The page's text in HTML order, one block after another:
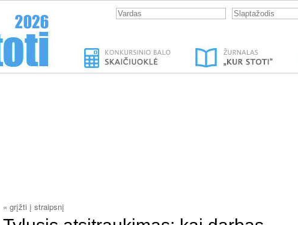
« grįžti į straipsnį